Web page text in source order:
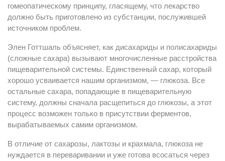
гомеопатическому принципу, гласящему, что лекарство
должно быть приготовлено из субстанции, послужившей
источником проблем.
Элен Готтшаль объясняет, как дисахариды и полисахариды
(сложные сахара) вызывают многочисленные расстройства
пищеварительной системы. Единственный сахар, который
хорошо усваивается нашим организмом, — глюкоза. Все
остальные сахара, попадающие в пищеварительную
систему, должны сначала расщепиться до глюкозы, а этот
процесс возможен только в присутствии ферментов,
вырабатываемых самим организмом.
В отличие от сахарозы, лактозы и крахмала, глюкоза не
нуждается в переваривании и уже готова всосаться через